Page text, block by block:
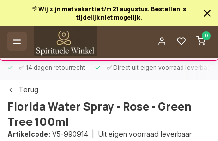
🌴 Wij zijn met vakantie t/m 21 augustus. Bestellen is
tijdelijk niet mogelijk.
0
✅ 14 dagen retourrecht ✅ Direct uit eigen voorraad leverbaar
Afrekenen is uitgeschakeld.
Terug
Florida Water Spray - Rose - Green
Tree 100ml
Artikelcode: V5-990914 | Uit eigen voorraad leverbaar